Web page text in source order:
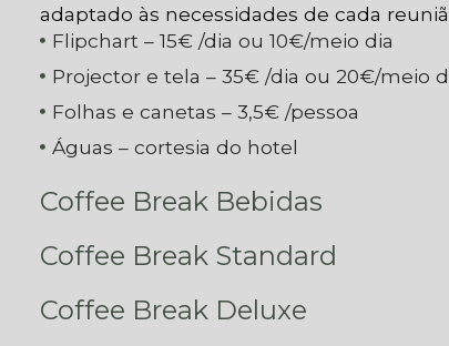
adaptado às necessidades de cada
Flipchart – 15€ /dia ou 10€/meio dia
Projector e tela – 35€ /dia ou 20€/meio
Folhas e canetas – 3,5€ /pessoa
Águas – cortesia do hotel
Coffee Break Bebidas
Coffee Break Standard
Coffee Break Deluxe